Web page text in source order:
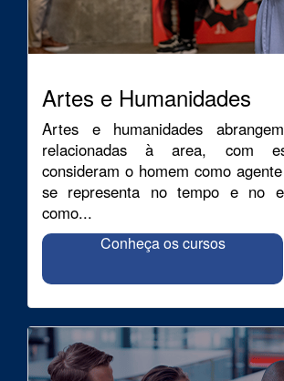
Artes e Humanidades
Artes e humanidades
relacionadas à area, com
consideram o homem como
se representa no tempo e no
como...
Conheça os cursos